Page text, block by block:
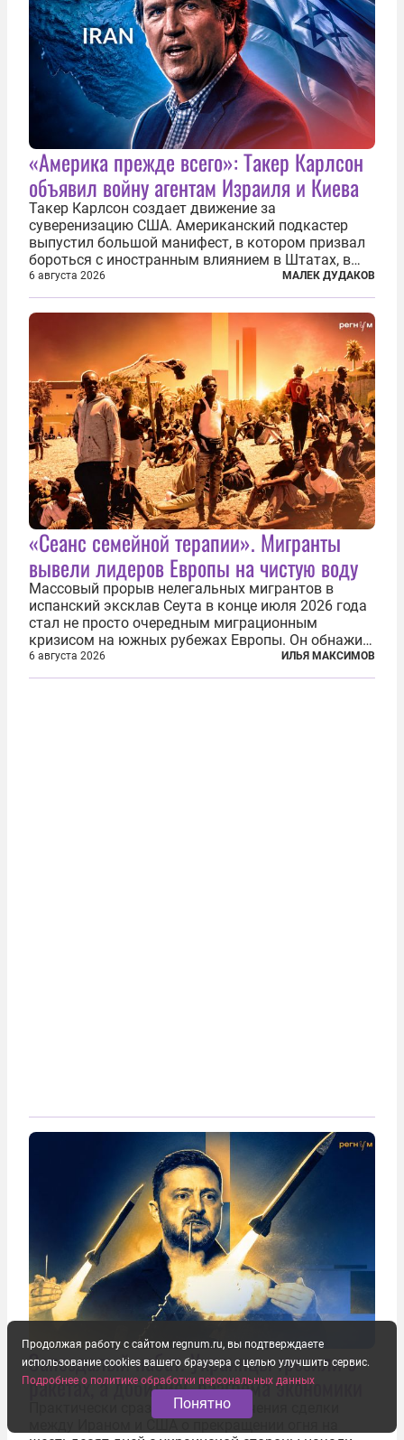
«Америка прежде всего»: Такер Карлсон
объявил войну агентам Израиля и Киева
Такер Карлсон создает движение за
суверенизацию США. Американский подкастер
выпустил большой манифест, в котором призвал
бороться с иностранным влиянием в Штатах, в
первую очередь имея в виду Израиль. А также
прекратить заморские войны, выплатить
репарации Ирану, остановить прием мигрантов...
6 августа 2026 МАЛЕК ДУДАКОВ
«Сеанс семейной терапии». Мигранты
вывели лидеров Европы на чистую воду
Массовый прорыв нелегальных мигрантов в
испанский эксклав Сеута в конце июля 2026 года
стал не просто очередным миграционным
кризисом на южных рубежах Европы. Он обнажил
фундаментальный раскол внутри Евросоюза,
продемонстрировав, что десятилетиями
6 августа 2026 ИЛЬЯ МАКСИМОВ
Запоздалый набат. Украинцы грезили о
ракетах, а добились разгрома экономики
Практически сразу после заключения сделки
Продолжая работу с сайтом regnum.ru, вы подтверждаете
использование cookies вашего браузера с целью улучшить сервис.
Подробнее о политике обработки персональных данных
Понятно